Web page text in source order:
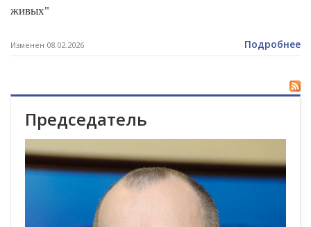
живых"
Изменен 08.02.2026 Подробнее
Председатель